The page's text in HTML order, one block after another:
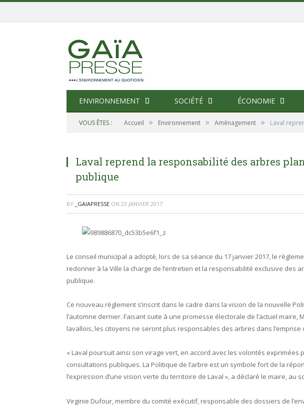
ENVIRONNEMENT SOCIÉTÉ ÉCONOMIE
VOUS ÊTES : Accueil » Environnement » Aménagement » Laval
Laval reprend la responsabilité des arbres
publique
BY _GAIAPRESSE ON 23 JANVIER 2017
Le conseil municipal a adopté, lors de sa séance du 17 janvier 2017, le
redonner à la Ville la charge de l’entretien et la responsabilité exclusive des
publique.
Ce nouveau règlement s’inscrit dans le cadre dans la vision de la nouvelle
l’automne dernier. Faisant suite à une promesse électorale de l’actuel maire,
lavallois, les citoyens ne seront plus responsables des arbres dans l’emprise
« Laval poursuit ainsi son virage vert, en accord avec les volontés
consultations publiques. La Politique de l’arbre est un symbole fort de la
l’expression d’une vision verte du territoire de Laval », a déclaré le maire, au
Virginie Dufour, membre du comité exécutif, responsable des dossiers de